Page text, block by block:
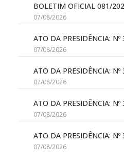
BOLETIM OFICIAL 081/
07/08/2026
ATO DA PRESIDÊNCIA:
07/08/2026
ATO DA PRESIDÊNCIA:
07/08/2026
ATO DA PRESIDÊNCIA:
07/08/2026
ATO DA PRESIDÊNCIA:
07/08/2026